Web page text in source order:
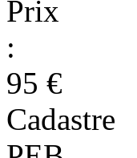
Prix
:
95 €
Cadastre